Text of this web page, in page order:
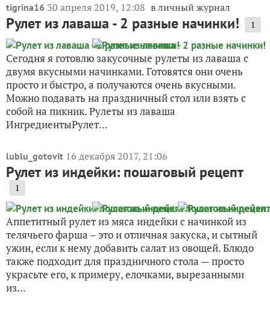
tigrina16 30 апреля 2019, 12:08 в личный журнал
Рулет из лаваша - 2 разные начинки! 1
Сегодня я готовлю закусочные рулеты из лаваша с
двумя вкусными начинками. Готовятся они очень
просто и быстро, а получаются очень вкусными.
Можно подавать на праздничный стол или взять с
собой на пикник. Рулеты из лаваша
ИнгредиентыРулет...
lublu_gotovit 16 декабря 2017, 21:06
Рулет из индейки: пошаговый рецепт
1
Аппетитный рулет из мяса индейки с начинкой из
телячьего фарша – это и отличная закуска, и сытный
ужин, если к нему добавить салат из овощей. Блюдо
также подходит для праздничного стола — просто
украсьте его, к примеру, елочками, вырезанными
из...